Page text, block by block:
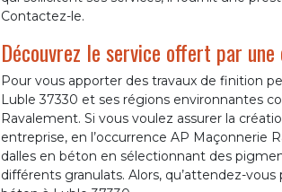
Contactez-le.
Découvrez le service offert par
Pour vous apporter des travaux de finition
Luble 37330 et ses régions environnantes
Ravalement. Si vous voulez assurer la
entreprise, en l’occurrence AP Maçonnerie
dalles en béton en sélectionnant des
différents granulats. Alors, qu’attendez-